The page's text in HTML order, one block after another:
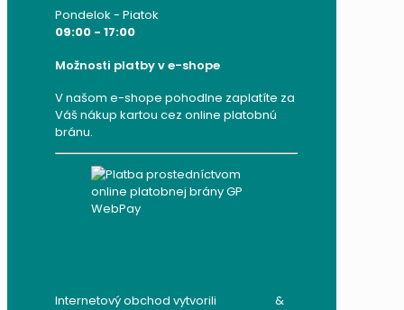
Pondelok - Piatok
09:00 - 17:00
Možnosti platby v e-shope
V našom e-shope pohodlne zaplatíte za
Váš nákup kartou cez online platobnú
bránu.
Internetový obchod vytvorili
&